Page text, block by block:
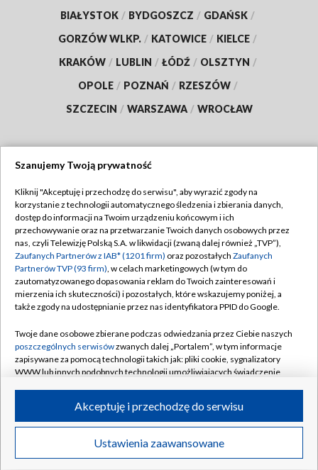
BIAŁYSTOK / BYDGOSZCZ / GDAŃSK /
GORZÓW WLKP. / KATOWICE / KIELCE /
KRAKÓW / LUBLIN / ŁÓDŹ / OLSZTYN /
OPOLE / POZNAŃ / RZESZÓW /
SZCZECIN / WARSZAWA / WROCŁAW
TVP
Abonament TVP
Emisja w TVP
Centrum informacji TVP
Naziemna Telewizja Cyfrowa
Rada Programowa
System NOS
Informacje o nadawcy
Program dla prasy
Ogłoszenie przetargowe
Regulamin TVP
Polityka prywatności
Moje zgody
Pomoc
Kontakt
Kanały
©2026 Telewizja Polska S.A. w likwidacji
Szanujemy Twoją prywatność
Kliknij "Akceptuję i przechodzę do serwisu", aby wyrazić zgody na
korzystanie z technologii automatycznego śledzenia i zbierania danych,
dostęp do informacji na Twoim urządzeniu końcowym i ich
przechowywanie oraz na przetwarzanie Twoich danych osobowych przez
nas, czyli Telewizję Polską S.A. w likwidacji (zwaną dalej również „TVP”),
Zaufanych Partnerów z IAB* (1201 firm) oraz pozostałych Zaufanych
Partnerów TVP (93 firm), w celach marketingowych (w tym do
zautomatyzowanego dopasowania reklam do Twoich zainteresowań i
mierzenia ich skuteczności) i pozostałych, które wskazujemy poniżej, a
także zgody na udostępnianie przez nas identyfikatora PPID do Google.
Twoje dane osobowe zbierane podczas odwiedzania przez Ciebie naszych
poszczególnych serwisówzwanych dalej „Portalem”, w tym informacje
zapisywane za pomocą technologii takich jak: pliki cookie, sygnalizatory
WWW lub innych podobnych technologii umożliwiających świadczenie
ruchu w Internecie.
Twoje dane osobowe zbierane podczas odwiedzania przez Ciebie
poszczególnych serwisówna Portalu, takie jak adresy IP, identyfikatory
Ustawienia zaawansowane
Akceptuję i przechodzę do serwisu